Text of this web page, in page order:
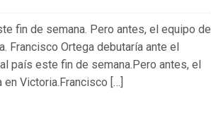
fin de semana. Pero antes, el equipo de
Francisco Ortega debutaría ante el
país este fin de semana.Pero antes, el
Victoria.Francisco […]